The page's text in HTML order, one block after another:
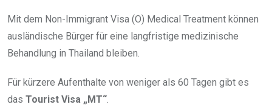
Mit dem Non-Immigrant Visa (O) Medical Treatment können
ausländische Bürger für eine langfristige medizinische
Behandlung in Thailand bleiben.
Für kürzere Aufenthalte von weniger als 60 Tagen gibt es
das Tourist Visa „MT“.